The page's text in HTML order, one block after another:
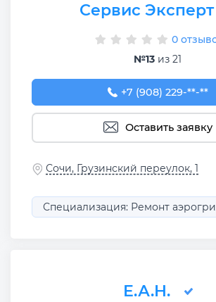
Сервис Эксперт
0
№13 из 21
+7 (908) 229-42-32
+7 (908) 229-**-**
Оставить заявку
Сочи, Грузинский переулок, 1
Специализация: Ремонт
Е.А.Н.